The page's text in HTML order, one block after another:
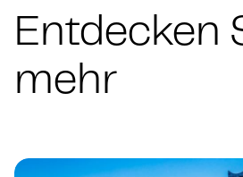
Entdecken
mehr